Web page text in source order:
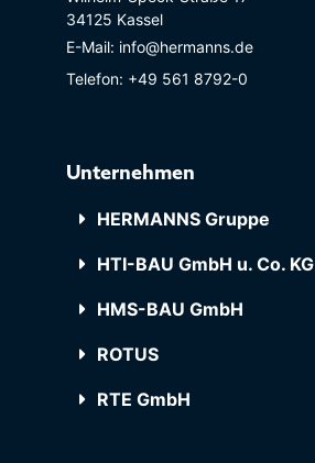
Unternehmen
HERMANNS Gruppe
HTI-BAU GmbH u. Co. KG
HMS-BAU GmbH
ROTUS
RTE GmbH
34125 Kassel
E-Mail: info@hermanns.de
Telefon: +49 561 8792-0